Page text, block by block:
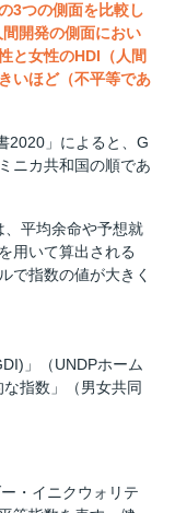
3つの側面を比較し
開発の側面におい
と女性のHDI（人間
いほど（不平等であ
2020」によると、G
ニカ共和国の順であ
平均余命や予想就
用いて算出される
で指数の値が大きく
」（UNDPホーム
指数」（男女共同
・イニクウォリテ